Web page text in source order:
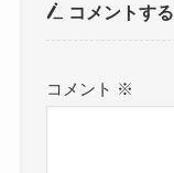
コメントする
コメント ※